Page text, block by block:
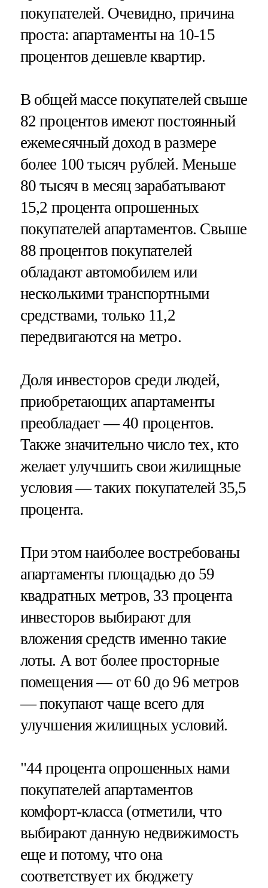
покупателей. Очевидно, причина
проста: апартаменты на 10-15
процентов дешевле квартир.
В общей массе покупателей свыше
82 процентов имеют постоянный
ежемесячный доход в размере
более 100 тысяч рублей. Меньше
80 тысяч в месяц зарабатывают
15,2 процента опрошенных
покупателей апартаментов. Свыше
88 процентов покупателей
обладают автомобилем или
несколькими транспортными
средствами, только 11,2
передвигаются на метро.
Доля инвесторов среди людей,
приобретающих апартаменты
преобладает — 40 процентов.
Также значительно число тех, кто
желает улучшить свои жилищные
условия — таких покупателей 35,5
процента.
При этом наиболее востребованы
апартаменты площадью до 59
квадратных метров, 33 процента
инвесторов выбирают для
вложения средств именно такие
лоты. А вот более просторные
помещения — от 60 до 96 метров
— покупают чаще всего для
улучшения жилищных условий.
"44 процента опрошенных нами
покупателей апартаментов
комфорт-класса (отметили, что
выбирают данную недвижимость
еще и потому, что она
соответствует их бюджету